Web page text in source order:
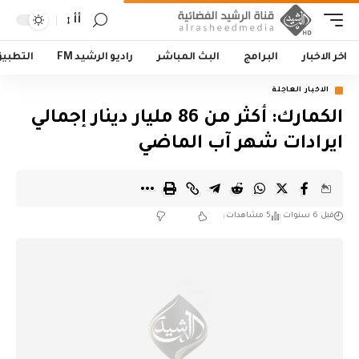
أأ
اخر الاخبار البرامج البث المباشر راديو الرشيد FM
الاخبار العاجلة
الكمارك: أكثر من 86 مليار دينار إجمالي
ايرادات شهر آب الماضي
قبل 6 سنوات 5 مشاهدات